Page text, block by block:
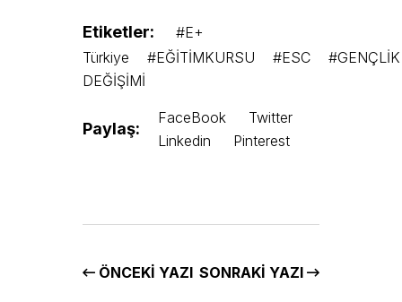
Etiketler:
#E+
Türkiye
#EĞİTİMKURSU #ESC
#GENÇLİK
DEĞİŞİMİ
Paylaş:
FaceBook
Twitter
Linkedin
Pinterest
ÖNCEKI YAZI SONRAKI YAZI